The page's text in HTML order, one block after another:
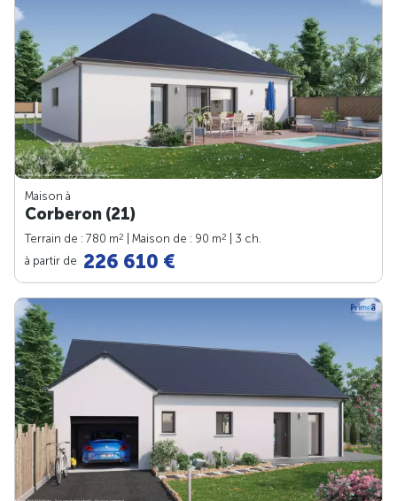
Maison à
Corberon (21)
Terrain de : 780 m2 | Maison de : 90 m2
| 3 ch.
à partir de 226 610 €